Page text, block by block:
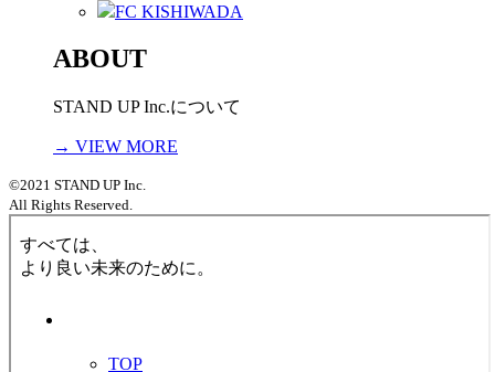
FC KISHIWADA
ABOUT
STAND UP Inc.について
→ VIEW MORE
©2021 STAND UP Inc.
All Rights Reserved.